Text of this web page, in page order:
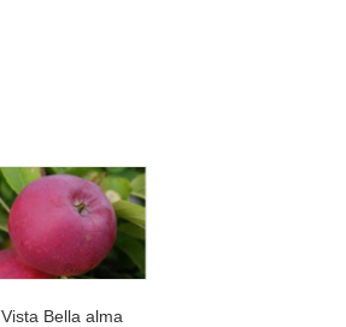
Vista Bella alma